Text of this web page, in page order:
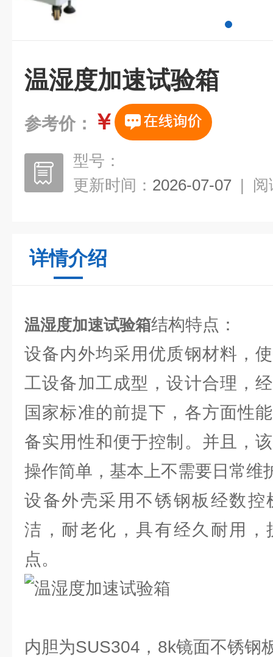
温湿度加速试验箱
参考价： ￥
型号：
更新时间： 2026-07-07 | 阅
详情介绍
温湿度加速试验箱结构特点：
设备内外均采用优质钢材料，
工设备加工成型，设计合理，
国家标准的前提下，各方面性
备实用性和便于控制。并且，
操作简单，基本上不需要日常维
设备外壳采用不锈钢板经数控
洁，耐老化，具有经久耐用，
点。
内胆为SUS304，8k镜面不锈钢